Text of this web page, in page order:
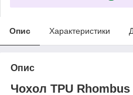
Опис Характеристики
Опис
Чохол TPU